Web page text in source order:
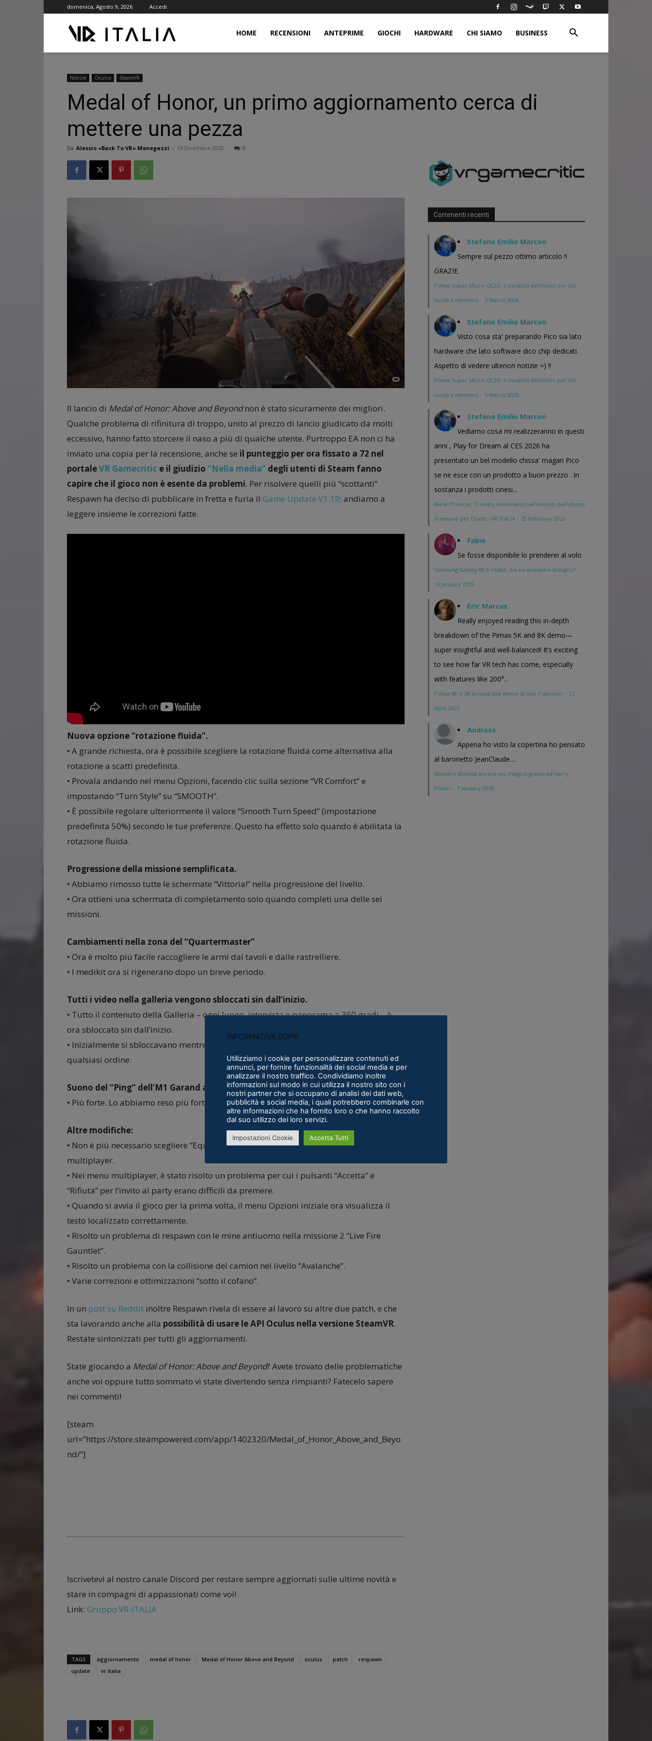
domenica, Agosto 9, 2026 Accedi
HOME RECENSIONI ANTEPRIME GIOCHI HARDWARE CHI SIAMO BUSINESS
Notizie Oculus SteamVR
Medal of Honor, un primo aggiornamento cerca di
mettere una pezza
Da Alessio «Back To VR» Menegazzi - 15 Dicembre 2020 0
Il lancio di Medal of Honor: Above and Beyondnon è stato sicuramente dei migliori.
Qualche problema di rifinitura di troppo, unito al prezzo di lancio giudicato da molti
eccessivo, hanno fatto storcere il naso a più di qualche utente. Purtroppo EA non ci ha
inviato una copia per la recensione, anche se il punteggio per ora fissato a 72 nel
portaleVR Gamecritic e il giudizio “Nella media” degli utenti di Steam fanno
capire che il gioco non è esente da problemi. Per risolvere quelli più “scottanti”
Respawn ha deciso di pubblicare in fretta e furia il Game Update V1.19: andiamo a
leggere insieme le correzioni fatte.
Nuova opzione “rotazione fluida”.
• A grande richiesta, ora è possibile scegliere la rotazione fluida come alternativa alla
rotazione a scatti predefinita.
• Provala andando nel menu Opzioni, facendo clic sulla sezione “VR Comfort” e
impostando “Turn Style” su “SMOOTH”.
• È possibile regolare ulteriormente il valore “Smooth Turn Speed” (impostazione
predefinita 50%) secondo le tue preferenze. Questo ha effetto solo quando è abilitata la
rotazione fluida.
Progressione della missione semplificata.
• Abbiamo rimosso tutte le schermate “Vittoria!” nella progressione del livello.
• Ora ottieni una schermata di completamento solo quando completi una delle sei
missioni.
Cambiamenti nella zona del “Quartermaster”
• Ora è molto più facile raccogliere le armi dai tavoli e dalle rastrelliere.
• I medikit ora si rigenerano dopo un breve periodo.
Tutti i video nella galleria vengono sbloccati sin dall’inizio.
• Tutto il contenuto della Galleria – ogni luogo, intervista e panorama a 360 gradi – è
ora sbloccato sin dall’inizio.
• Inizialmente si sbloccavano mentre giocavi nella campagna, ma ora puoi guardarli in
qualsiasi ordine.
Suono del “Ping” dell’M1 Garand amplificato.
• Più forte. Lo abbiamo reso più forte. L’hai chiesto, siamo più che felici di accontentarti.
Altre modifiche:
• Non è più necessario scegliere “Equipaggia” quando si seleziona un avatar
multiplayer.
• Nei menu multiplayer, è stato risolto un problema per cui i pulsanti “Accetta” e
“Rifiuta” per l’invito al party erano difficili da premere.
• Quando si avvia il gioco per la prima volta, il menu Opzioni iniziale ora visualizza il
testo localizzato correttamente.
• Risolto un problema di respawn con le mine antiuomo nella missione 2 “Live Fire
Gauntlet”.
• Risolto un problema con la collisione del camion nel livello “Avalanche”.
• Varie correzioni e ottimizzazioni “sotto il cofano”.
In un post su Reddit inoltre Respawn rivela di essere al lavoro su altre due patch, e che
sta lavorando anche alla possibilità di usare le API Oculus nella versione SteamVR.
Restate sintonizzati per tutti gli aggiornamenti.
State giocando a Medal of Honor: Above and Beyond? Avete trovato delle problematiche
anche voi oppure tutto sommato vi state divertendo senza rimpianti? Fatecelo sapere
nei commenti!
[steam
url=”https://store.steampowered.com/app/1402320/Medal_of_Honor_Above_and_Beyo
nd/”]
Iscrivetevi al nostro canale Discord per restare sempre aggiornati sulle ultime novità e
stare in compagni di appassionati come voi!
Link: Gruppo VR-ITALIA
TAGS aggiornamento medal of honor Medal of Honor Above and Beyond oculus patch
respawn
update
vr italia
Commenti recenti
Stefano Emilio Marcon
Sempre sul pezzo ottimo articolo !!
GRAZIE.
Pimax Super Micro-OLED: il modulo definitivo per chi
vuole il massimo · 5 March 2026
Stefano Emilio Marcon
Visto cosa sta' preparando Pico sia lato
hardware che lato software dico chip dedicati.
Aspetto di vedere ulteriori notizie =) !!
Pimax Super Micro-OLED: il modulo definitivo per chi
vuole il massimo · 5 March 2026
Stefano Emilio Marcon
Vediamo cosa mi realizzeranno in questi
anni , Play for Dream al CES 2026 ha
presentato un bel modello chissa' magari Pico
se ne esce con un prodotto a buon prezzo . In
sostanza i prodotti cinesi...
Meta Phoenix: Trovato riferimento all'interno dell'ultimo
firmware per Quest - VR ITALIA · 25 February 2026
Fabio
Se fosse disponibile lo prenderei al volo
Samsung Galaxy XR è realtà, ma ne avevamo bisogno? ·
16 January 2026
Eric Marcus
Really enjoyed reading this in-depth
breakdown of the Pimax 5K and 8K demo—
super insightful and well-balanced! It’s exciting
to see how far VR tech has come, especially
with features like 200°...
Pimax 8K e 5K provati alla demo di San Francisco · 12
April 2025
Andross
Appena ho visto la copertina ho pensato
al baronetto JeanClaude....
Maestro diventa ancora più magico grazie ad Harry
Potter · 7 January 2025
INFORMATIVA GDPR
Utilizziamo i cookie per personalizzare contenuti ed
annunci, per fornire funzionalità dei social media e per
analizzare il nostro traffico. Condividiamo inoltre
informazioni sul modo in cui utilizza il nostro sito con i
nostri partner che si occupano di analisi dei dati web,
pubblicità e social media, i quali potrebbero combinarle con
altre informazioni che ha fornito loro o che hanno raccolto
dal suo utilizzo dei loro servizi.
Impostazioni Cookie Accetta Tutti